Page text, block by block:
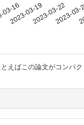
16
2023-03-192023-03-22
2023-
ばこの論文がコンパ